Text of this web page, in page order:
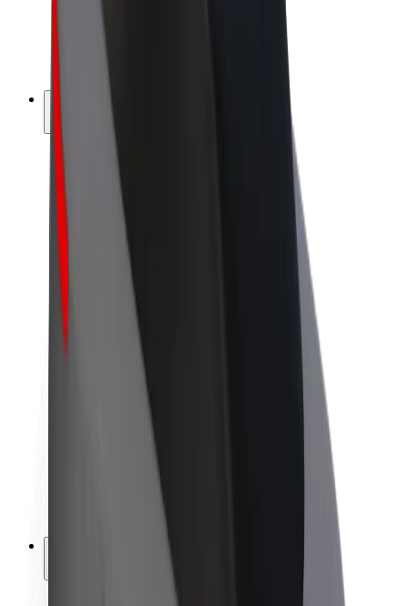
A Boltról
Fenntarthatóság a Boltnál
Project Zero
Sajtószoba
Befektetői kapcsolatok